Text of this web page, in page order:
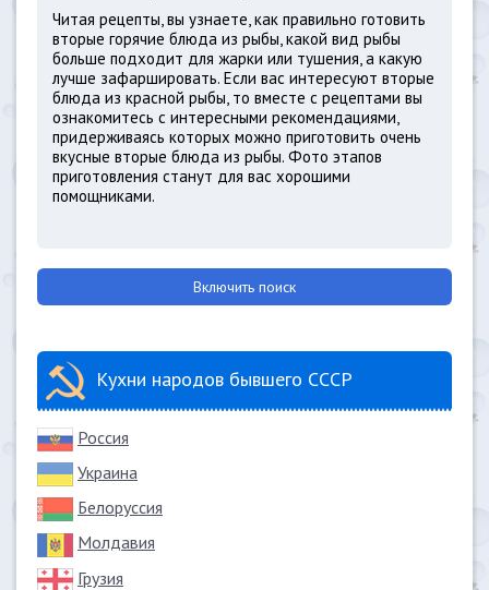
Читая рецепты, вы узнаете, как правильно готовить
вторые горячие блюда из рыбы, какой вид рыбы
больше подходит для жарки или тушения, а какую
лучше зафаршировать. Если вас интересуют вторые
блюда из красной рыбы, то вместе с рецептами вы
ознакомитесь с интересными рекомендациями,
придерживаясь которых можно приготовить очень
вкусные вторые блюда из рыбы. Фото этапов
приготовления станут для вас хорошими
помощниками.
Включить поиск
Кухни народов бывшего СССР
Россия
Украина
Белоруссия
Молдавия
Грузия